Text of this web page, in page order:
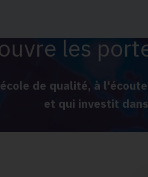
les
de qualité, à
et qui investit